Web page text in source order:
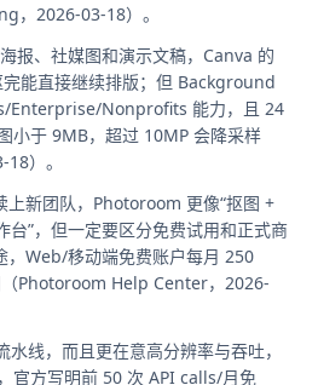
，2026-03-18）。
报、社媒图和演示文稿，Canva 的
完能直接继续排版；但 Background
Enterprise/Nonprofits 能力，且 24
小于 9MB，超过 10MP 会降采样
）。
上新团队，Photoroom 更像“抠图 +
台”，但一定要区分免费试用和正式商
，Web/移动端免费账户每月 250
Photoroom Help Center，2026-
线，而且更在意高分辨率与吞吐，
官方写明前 50 次 API calls/月免